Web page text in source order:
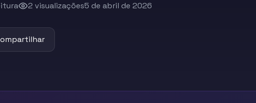
2 visualizações5 de abril de 2026